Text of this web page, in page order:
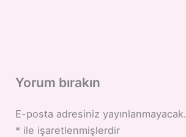
Yorum bırakın
E-posta adresiniz yayınlanmayacak.
* ile işaretlenmişlerdir